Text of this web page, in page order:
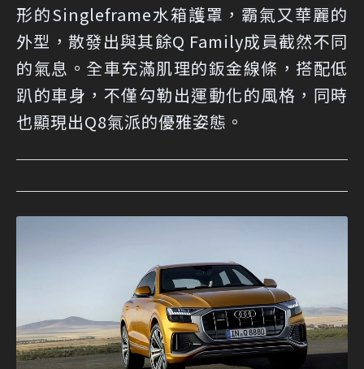
形的Singleframe水箱護罩，霸氣又華麗的
外型，散發出與其餘Q Family成員截然不同
的氣息。全車充滿肌理的鈑金線條，搭配低
趴的車身，不僅勾勒出運動化的風格，同時
也顯現出Q8氣派的優雅姿態。